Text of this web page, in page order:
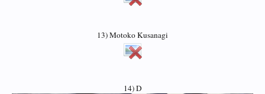
13) Motoko Kusanagi
14) D